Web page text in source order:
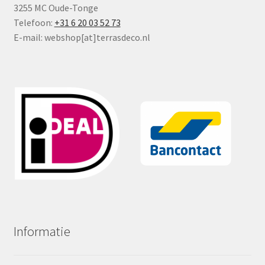
3255 MC Oude-Tonge
Telefoon: +31 6 20 03 52 73
E-mail: webshop[at]terrasdeco.nl
Informatie